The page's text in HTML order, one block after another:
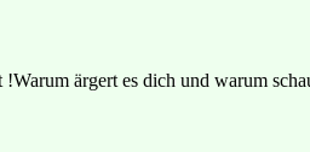
ärgert es dich und warum